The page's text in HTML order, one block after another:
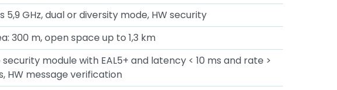
5,9 GHz, dual or diversity mode, HW security
300 m, open space up to 1,3 km
module with EAL5+ and latency < 10 ms and rate >
HW message verification